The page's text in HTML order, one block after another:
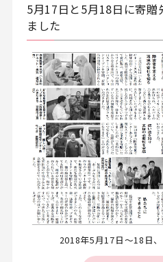
5月17日と5月18日に寄贈
ました
2018年5月17日～18日